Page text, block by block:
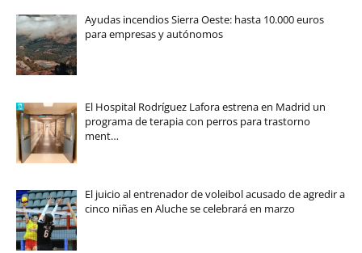
Ayudas incendios Sierra Oeste: hasta 10.000 euros
para empresas y autónomos
El Hospital Rodríguez Lafora estrena en Madrid un
programa de terapia con perros para trastorno
ment…
El juicio al entrenador de voleibol acusado de agredir a
cinco niñas en Aluche se celebrará en marzo